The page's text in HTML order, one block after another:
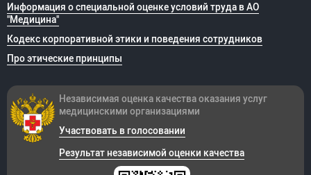
Информация о специальной оценке условий труда в АО
"Медицина"
Кодекс корпоративной этики и поведения сотрудников
Про этические принципы
Независимая оценка качества оказания услуг
медицинскими организациями
Участвовать в голосовании
Результат независимой оценки качества